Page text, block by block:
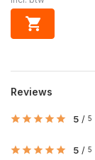
Reviews
5 / 5
5 / 5